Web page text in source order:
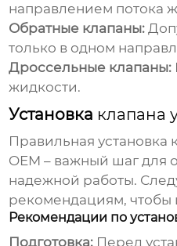
направлением потока
Обратные клапаны:
только в одном
Дроссельные клапаны:
жидкости.
Установка клапана
Правильная установка
OEM – важный шаг для
надежной работы.
рекомендациям, чтобы
Рекомендации по
Подготовка: Перед